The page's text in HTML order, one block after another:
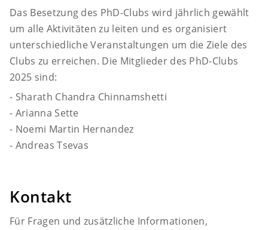
Das Besetzung des PhD-Clubs wird jährlich gewählt
um alle Aktivitäten zu leiten und es organisiert
unterschiedliche Veranstaltungen um die Ziele des
Clubs zu erreichen. Die Mitglieder des PhD-Clubs
2025 sind:
- Sharath Chandra Chinnamshetti
- Arianna Sette
- Noemi Martin Hernandez
- Andreas Tsevas
Kontakt
Für Fragen und zusätzliche Informationen,